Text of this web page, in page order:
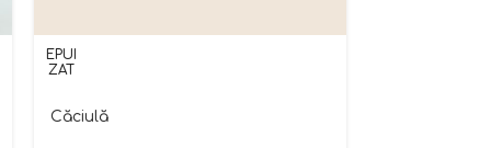
EPUI
ZAT
Căciulă